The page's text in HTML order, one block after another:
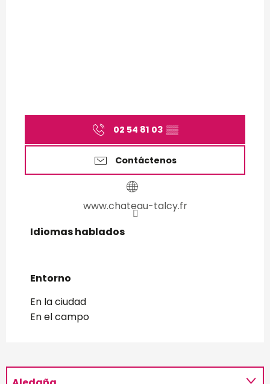
02 54 81 03 ▒▒
Contáctenos
www.chateau-talcy.fr
Idiomas hablados
Idiomas hablados
Entorno
Entorno
En la ciudad
En el campo